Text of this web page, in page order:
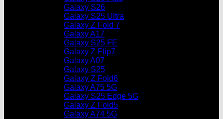
Galaxy S26
Galaxy S25 Ultra
Galaxy Z Fold 7
Galaxy A17
Galaxy S25 FE
Galaxy Z Flip7
Galaxy A07
Galaxy S25
Galaxy Z Fold6
Galaxy A75 5G
Galaxy S25 Edge 5G
Galaxy Z Fold5
Galaxy A74 5G